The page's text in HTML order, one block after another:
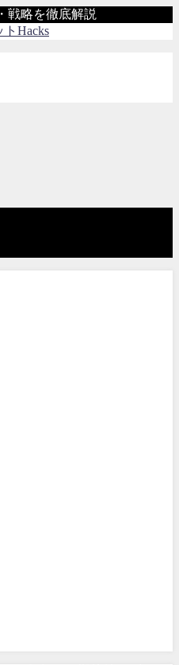
戦略を徹底解説